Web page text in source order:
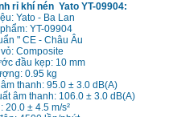
rỉ khí nén Yato YT-09904:
Yato - Ba Lan
YT-09904
" CE - Châu Âu
Composite
đầu kẹp: 10 mm
0.95 kg
thanh: 95.0 ± 3.0 dB(A)
âm thanh: 106.0 ± 3.0 dB(A)
20.0 ± 4.5 m/s²